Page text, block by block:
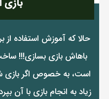
حالا که آموزش استفاده از
باهاش بازی بسازی!!!
است، به خصوص اگر بازی
زیاد به انجام بازی با آن